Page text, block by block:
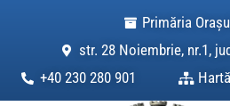
Primăria
str. 28 Noiembrie, nr.1,
+40 230 280 901